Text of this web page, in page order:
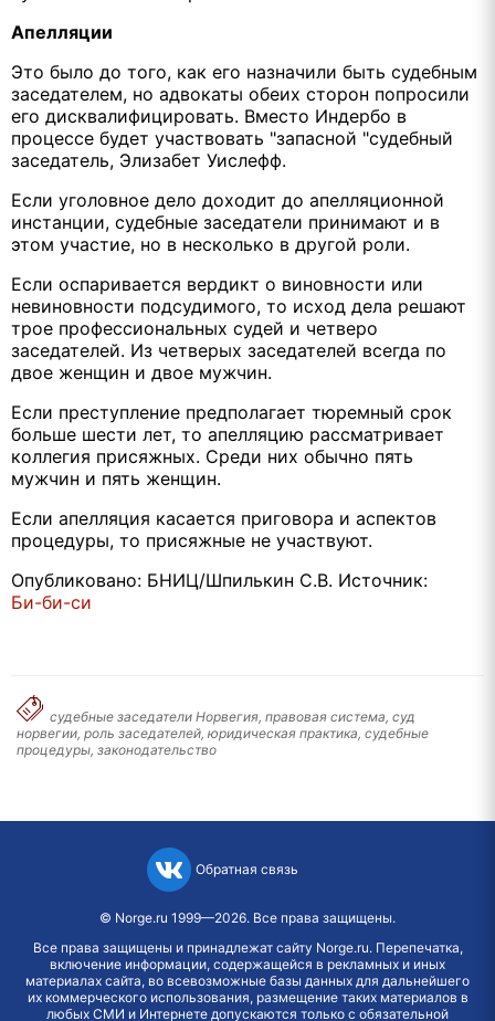
Апелляции
Это было до того, как его назначили быть судебным
заседателем, но адвокаты обеих сторон попросили
его дисквалифицировать. Вместо Индербо в
процессе будет участвовать "запасной "судебный
заседатель, Элизабет Уислефф.
Если уголовное дело доходит до апелляционной
инстанции, судебные заседатели принимают и в
этом участие, но в несколько в другой роли.
Если оспаривается вердикт о виновности или
невиновности подсудимого, то исход дела решают
трое профессиональных судей и четверо
заседателей. Из четверых заседателей всегда по
двое женщин и двое мужчин.
Если преступление предполагает тюремный срок
больше шести лет, то апелляцию рассматривает
коллегия присяжных. Среди них обычно пять
мужчин и пять женщин.
Если апелляция касается приговора и аспектов
процедуры, то присяжные не участвуют.
Опубликовано: БНИЦ/Шпилькин С.В. Источник:
Би-би-си
судебные заседатели Норвегия, правовая система, суд
норвегии, роль заседателей, юридическая практика, судебные
процедуры, законодательство
Обратная связь
© Norge.ru 1999—2026. Все права защищены.
Все права защищены и принадлежат сайту Norge.ru. Перепечатка,
включение информации, содержащейся в рекламных и иных
материалах сайта, во всевозможные базы данных для дальнейшего
их коммерческого использования, размещение таких материалов в
любых СМИ и Интернете допускаются только с обязательной